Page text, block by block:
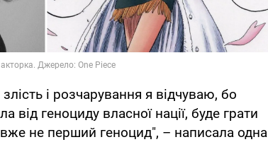
і розчарування я відчуваю, бо
від геноциду власної нації, буде грати
не перший геноцид", – написала одна